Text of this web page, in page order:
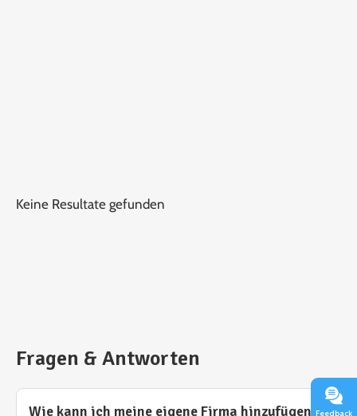
Keine Resultate gefunden
Fragen & Antworten
Wie kann ich meine eigene Firma hinzufügen?Feedback